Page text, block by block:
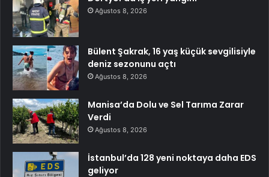
Ağustos 8, 2026
Bülent Şakrak, 16 yaş küçük sevgilisiyle
deniz sezonunu açtı
Ağustos 8, 2026
Manisa’da Dolu ve Sel Tarıma Zarar
Verdi
Ağustos 8, 2026
İstanbul’da 128 yeni noktaya daha EDS
geliyor